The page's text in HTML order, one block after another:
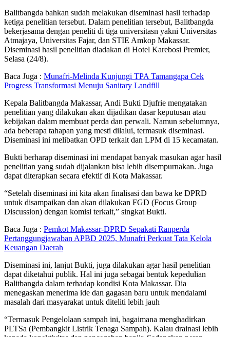
Balitbangda bahkan sudah melakukan diseminasi hasil terhadap
ketiga penelitian tersebut. Dalam penelitian tersebut, Balitbangda
bekerjasama dengan peneliti di tiga universitasn yakni Universitas
Atmajaya, Universitas Fajar, dan STIE Amkop Makassar.
Diseminasi hasil penelitian diadakan di Hotel Karebosi Premier,
Selasa (24/8).
Baca Juga : Munafri-Melinda Kunjungi TPA Tamangapa Cek
Progress Transformasi Menuju Sanitary Landfill
Kepala Balitbangda Makassar, Andi Bukti Djufrie mengatakan
penelitian yang dilakukan akan dijadikan dasar keputusan atau
kebijakan dalam membuat perda dan perwali. Namun sebelumnya,
ada beberapa tahapan yang mesti dilalui, termasuk diseminasi.
Diseminasi ini melibatkan OPD terkait dan LPM di 15 kecamatan.
Bukti berharap diseminasi ini mendapat banyak masukan agar hasil
penelitian yang sudah dijalankan bisa lebih disempurnakan. Juga
dapat diterapkan secara efektif di Kota Makassar.
“Setelah diseminasi ini kita akan finalisasi dan bawa ke DPRD
untuk disampaikan dan akan dilakukan FGD (Focus Group
Discussion) dengan komisi terkait,” singkat Bukti.
Baca Juga : Pemkot Makassar-DPRD Sepakati Ranperda
Pertanggungjawaban APBD 2025, Munafri Perkuat Tata Kelola
Keuangan Daerah
Diseminasi ini, lanjut Bukti, juga dilakukan agar hasil penelitian
dapat diketahui publik. Hal ini juga sebagai bentuk kepedulian
Balitbangda dalam terhadap kondisi Kota Makassar. Dia
menegaskan menerima ide dan gagasan baru untuk mendalami
masalah dari masyarakat untuk diteliti lebih jauh
“Termasuk Pengelolaan sampah ini, bagaimana menghadirkan
PLTSa (Pembangkit Listrik Tenaga Sampah). Kalau drainasi lebih